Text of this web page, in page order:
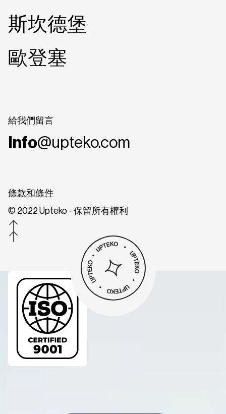
斯坎德堡
歐登塞
給我們留言
Info@upteko.com
條款和條件
© 2022 Upteko - 保留所有權利